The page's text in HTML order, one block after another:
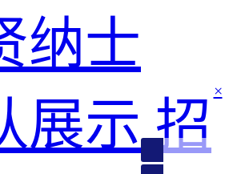
纳士
展示 招